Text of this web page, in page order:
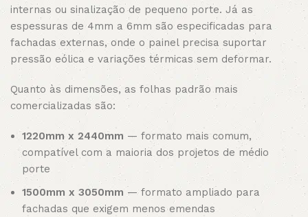
internas ou sinalização de pequeno porte. Já as
espessuras de 4mm a 6mm são especificadas para
fachadas externas, onde o painel precisa suportar
pressão eólica e variações térmicas sem deformar.
Quanto às dimensões, as folhas padrão mais
comercializadas são:
1220mm x 2440mm — formato mais comum,
compatível com a maioria dos projetos de médio
porte
1500mm x 3050mm — formato ampliado para
fachadas que exigem menos emendas